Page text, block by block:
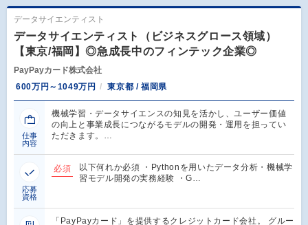
データサイエンティスト
データサイエンティスト（ビジネスグロース領域）
【東京/福岡】◎急成長中のフィンテック企業◎
PayPayカード株式会社
600万円～1049万円
東京都 / 福岡県
仕事
内容
機械学習・データサイエンスの知見を活かし、ユーザー価値
の向上と事業成長につながるモデルの開発・運用を担ってい
ただきます。…
応募
資格
必須
以下何れか必須 ・Pythonを用いたデータ分析・機械学
習モデル開発の実務経験 ・G…
「PayPayカード」を提供するクレジットカード会社。 グルー